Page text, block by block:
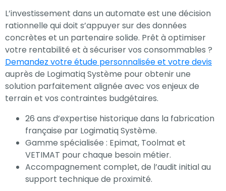
L’investissement dans un automate est une décision
rationnelle qui doit s’appuyer sur des données
concrètes et un partenaire solide. Prêt à optimiser
votre rentabilité et à sécuriser vos consommables ?
Demandez votre étude personnalisée et votre devis
auprès de Logimatiq Système pour obtenir une
solution parfaitement alignée avec vos enjeux de
terrain et vos contraintes budgétaires.
26 ans d’expertise historique dans la fabrication
française par Logimatiq Système.
Gamme spécialisée : Epimat, Toolmat et
VETIMAT pour chaque besoin métier.
Accompagnement complet, de l’audit initial au
support technique de proximité.